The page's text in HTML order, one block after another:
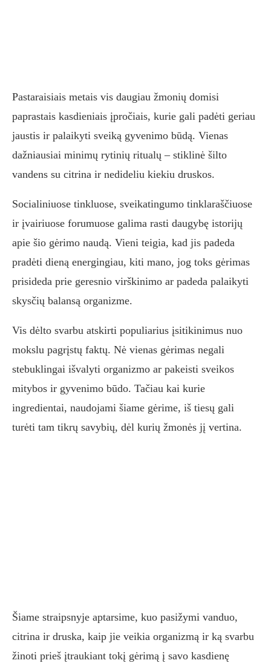
Pastaraisiais metais vis daugiau žmonių domisi
paprastais kasdieniais įpročiais, kurie gali padėti geriau
jaustis ir palaikyti sveiką gyvenimo būdą. Vienas
dažniausiai minimų rytinių ritualų – stiklinė šilto
vandens su citrina ir nedideliu kiekiu druskos.
Socialiniuose tinkluose, sveikatingumo tinklaraščiuose
ir įvairiuose forumuose galima rasti daugybę istorijų
apie šio gėrimo naudą. Vieni teigia, kad jis padeda
pradėti dieną energingiau, kiti mano, jog toks gėrimas
prisideda prie geresnio virškinimo ar padeda palaikyti
skysčių balansą organizme.
Vis dėlto svarbu atskirti populiarius įsitikinimus nuo
mokslu pagrįstų faktų. Nė vienas gėrimas negali
stebuklingai išvalyti organizmo ar pakeisti sveikos
mitybos ir gyvenimo būdo. Tačiau kai kurie
ingredientai, naudojami šiame gėrime, iš tiesų gali
turėti tam tikrų savybių, dėl kurių žmonės jį vertina.
Šiame straipsnyje aptarsime, kuo pasižymi vanduo,
citrina ir druska, kaip jie veikia organizmą ir ką svarbu
žinoti prieš įtraukiant tokį gėrimą į savo kasdienę